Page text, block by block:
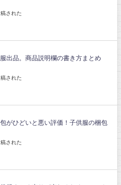
された
出品。商品説明欄の書き方まとめ
された
がひどいと悪い評価！子供服の梱包
された